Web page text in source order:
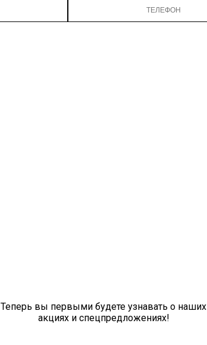
Теперь вы первыми будете узнавать о наших
акциях и спецпредложениях!